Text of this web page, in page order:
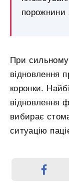
порожнини
При сильному
відновлення
коронки.
відновлення
вибирає
ситуацію